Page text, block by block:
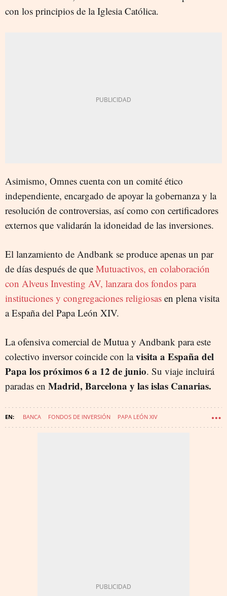
con los principios de la Iglesia Católica.
Asimismo, Omnes cuenta con un comité ético
independiente, encargado de apoyar la gobernanza y la
resolución de controversias, así como con certificadores
externos que validarán la idoneidad de las inversiones.
El lanzamiento de Andbank se produce apenas un par
de días después de que Mutuactivos, en colaboración
con Alveus Investing AV, lanzara dos fondos para
instituciones y congregaciones religiosas en plena visita
a España del Papa León XIV.
La ofensiva comercial de Mutua y Andbank para este
colectivo inversor coincide con lavisita a España del
Papa los próximos 6 a 12 de junio. Su viaje incluirá
paradas en Madrid, Barcelona y las islas Canarias.
BANCA FONDOS DE INVERSIÓN PAPA LEÓN XIV